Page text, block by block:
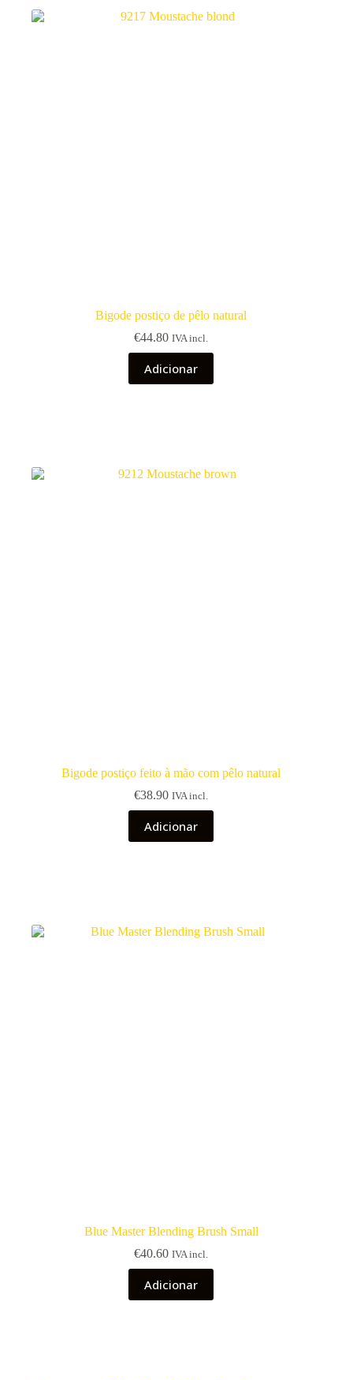
Bigode postiço de pêlo natural
€44.80 IVA incl.
Adicionar
Bigode postiço feito à mão com pêlo natural
€38.90 IVA incl.
Adicionar
Blue Master Blending Brush Small
€40.60 IVA incl.
Adicionar